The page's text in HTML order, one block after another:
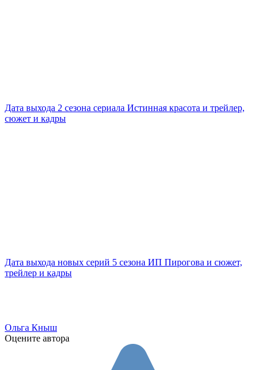
Дата выхода 2 сезона сериала Истинная красота и трейлер,
сюжет и кадры
Дата выхода новых серий 5 сезона ИП Пирогова и сюжет,
трейлер и кадры
Ольга Кныш
Оцените автора